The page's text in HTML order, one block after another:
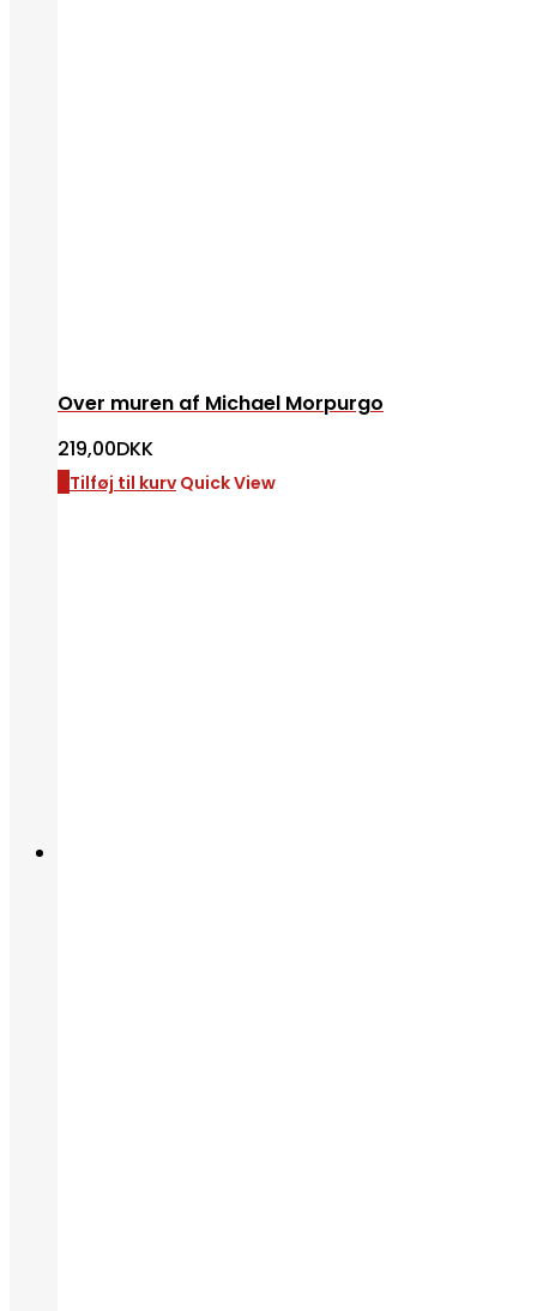
Over muren af Michael Morpurgo
219,00DKK
Tilføj til kurv Quick View